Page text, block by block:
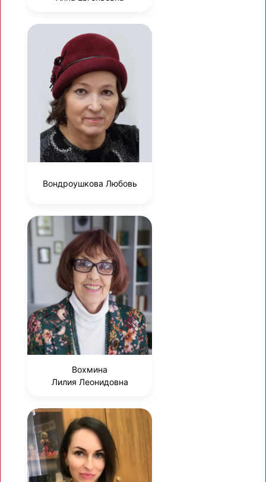
Вондроушкова Любовь
Вохмина
Лилия Леонидовна